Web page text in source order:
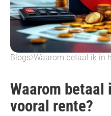
Blogs Waarom betaal ik in
Waarom
vooral rente?